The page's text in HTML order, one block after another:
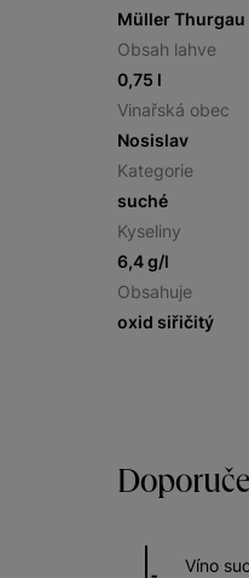
Müller Thurgau
Obsah lahve
0,75 l
Vinařská obec
Nosislav
Kategorie
suché
Kyseliny
6,4 g/l
Obsahuje
oxid siřičitý
Víno